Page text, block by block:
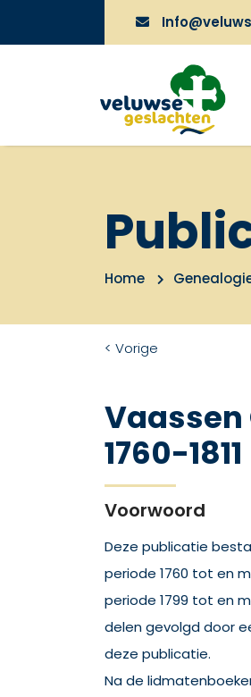
Home
< Vorige
Vaassen
1760-1811
Voorwoord
Deze publicatie
periode 1760 tot en
periode 1799 tot en
delen gevolgd door
deze publicatie.
Na de